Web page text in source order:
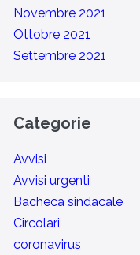
Novembre 2021
Ottobre 2021
Settembre 2021
Categorie
Avvisi
Avvisi urgenti
Bacheca sindacale
Circolari
coronavirus